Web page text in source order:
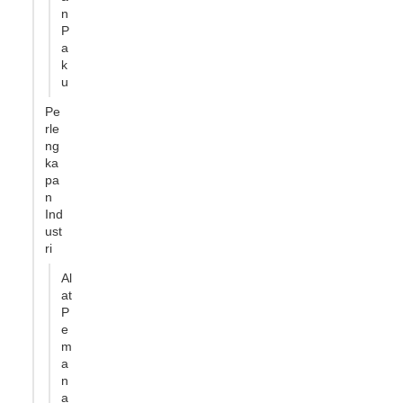
n
P
a
k
u
Pe
rle
ng
ka
pa
n
Ind
ust
ri
Al
at
P
e
m
a
n
a